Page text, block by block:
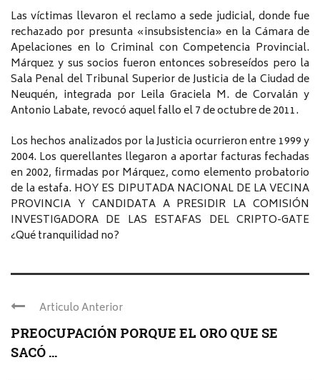
Las víctimas llevaron el reclamo a sede judicial, donde fue
rechazado por presunta «insubsistencia» en la Cámara de
Apelaciones en lo Criminal con Competencia Provincial.
Márquez y sus socios fueron entonces sobreseídos pero la
Sala Penal del Tribunal Superior de Justicia de la Ciudad de
Neuquén, integrada por Leila Graciela M. de Corvalán y
Antonio Labate, revocó aquel fallo el 7 de octubre de 2011.
Los hechos analizados por la Justicia ocurrieron entre 1999 y
2004. Los querellantes llegaron a aportar facturas fechadas
en 2002, firmadas por Márquez, como elemento probatorio
de la estafa. HOY ES DIPUTADA NACIONAL DE LA VECINA
PROVINCIA Y CANDIDATA A PRESIDIR LA COMISIÓN
INVESTIGADORA DE LAS ESTAFAS DEL CRIPTO-GATE
¿Qué tranquilidad no?
Articulo Anterior
PREOCUPACIÓN PORQUE EL ORO QUE SE
SACÓ ...